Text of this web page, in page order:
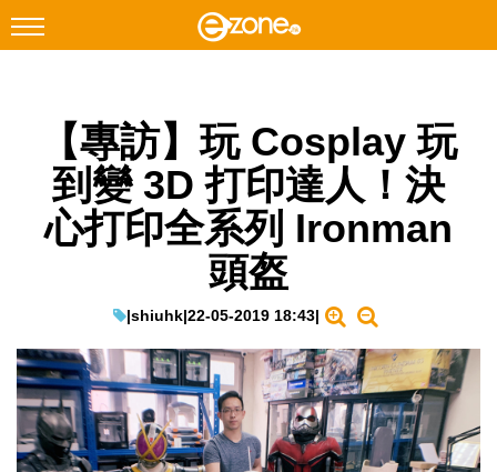
Facebook Instagram
科技焦點
網絡生活
EduTech
IT Times
生成式AI與雲端應用
【專訪】玩 Cosplay 玩
到變 3D 打印達人！決
心打印全系列 Ironman
頭盔
|shiuhk|22-05-2019 18:43|